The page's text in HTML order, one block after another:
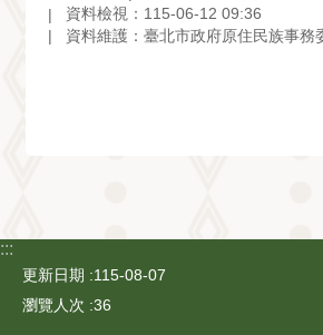
資料檢視：115-06-12 09:36
資料維護：臺北市政府原住民族事務
:::
更新日期
115-08-07
瀏覽人次 36